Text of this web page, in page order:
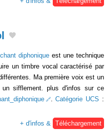
chant diphoniqueest une technique
un timbre vocal caractérisé par
Ma première voix est un
sifflement. plus d'infos sur ce
.Catégorie UCS :
+ d'infos & Téléchargement